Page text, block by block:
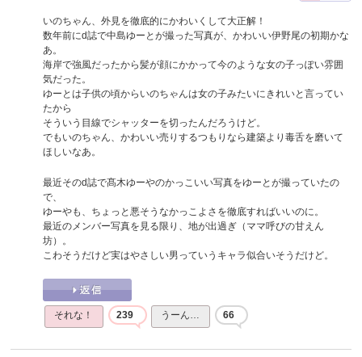
いのちゃん、外見を徹底的にかわいくして大正解！
数年前にd誌で中島ゆーとが撮った写真が、かわいい伊野尾の初期かな
あ。
海岸で強風だったから髪が顔にかかって今のような女の子っぽい雰囲
気だった。
ゆーとは子供の頃からいのちゃんは女の子みたいにきれいと言ってい
たから
そういう目線でシャッターを切ったんだろうけど。
でもいのちゃん、かわいい売りするつもりなら建築より毒舌を磨いて
ほしいなあ。
最近そのd誌で髙木ゆーやのかっこいい写真をゆーとが撮っていたの
で、
ゆーやも、ちょっと悪そうなかっこよさを徹底すればいいのに。
最近のメンバー写真を見る限り、地が出過ぎ（ママ呼びの甘えん
坊）。
こわそうだけど実はやさしい男っていうキャラ似合いそうだけど。
それな！ 239 うーん… 66